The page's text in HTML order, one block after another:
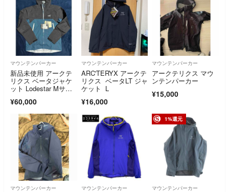
マウンテンパーカー
新品未使用 アークテ
リクス ベータジャケ
ット Lodestar Mサイ
¥60,000
マウンテンパーカー
ARC'TERYX アークテ
リクス ベータLT ジャ
ケット L
¥16,000
マウンテンパーカー
アークテリクス マウ
ンテンパーカー
¥15,000
マウンテンパーカー マウンテンパーカー
1%還元
マウンテンパーカー